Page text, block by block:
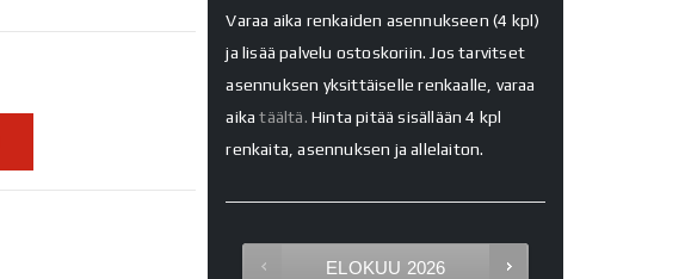
Varaa aika renkaiden asennukseen (4 kpl)
ja lisää palvelu ostoskoriin. Jos tarvitset
asennuksen yksittäiselle renkaalle, varaa
aikatäältä. Hinta pitää sisällään 4 kpl
renkaita, asennuksen ja allelaiton.
ELOKUU 2026